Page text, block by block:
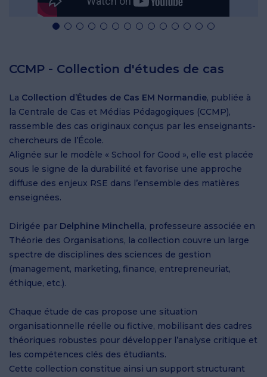
CCMP - Collection d'études de cas
La Collection d’Études de Cas EM Normandie, publiée à
la Centrale de Cas et Médias Pédagogiques (CCMP),
rassemble des cas originaux conçus par les enseignants-
chercheurs de l’École.
Alignée sur le modèle « School for Good », elle est placée
sous le signe de la durabilité et favorise une approche
diffuse des enjeux RSE dans l’ensemble des matières
enseignées.
Dirigée par Delphine Minchella, professeure associée en
Théorie des Organisations, la collection couvre un large
spectre de disciplines des sciences de gestion
(management, marketing, finance, entrepreneuriat,
éthique, etc.).
Chaque étude de cas propose une situation
organisationnelle réelle ou fictive, mobilisant des cadres
théoriques robustes pour développer l’analyse critique et
les compétences clés des étudiants.
Cette collection constitue ainsi un support structurant